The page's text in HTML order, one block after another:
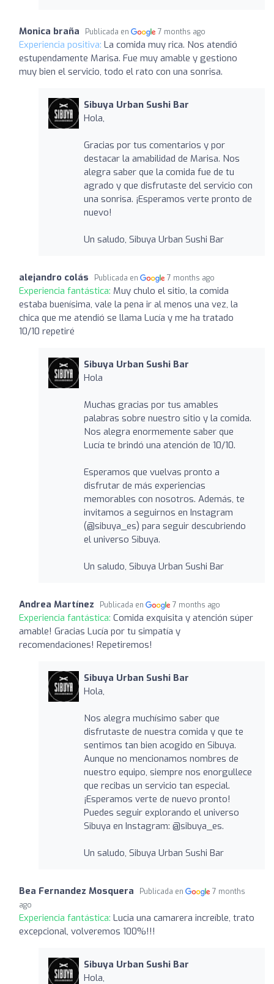
Monica braña Publicada en 7 months ago
Experiencia positiva: La comida muy rica. Nos atendió
estupendamente Marisa. Fue muy amable y gestiono
muy bien el servicio, todo el rato con una sonrisa.
Sibuya Urban Sushi Bar
Hola,
Gracias por tus comentarios y por
destacar la amabilidad de Marisa. Nos
alegra saber que la comida fue de tu
agrado y que disfrutaste del servicio con
una sonrisa. ¡Esperamos verte pronto de
nuevo!
Un saludo, Sibuya Urban Sushi Bar
alejandro colás Publicada en 7 months ago
Experiencia fantástica: Muy chulo el sitio, la comida
estaba buenísima, vale la pena ir al menos una vez, la
chica que me atendió se llama Lucía y me ha tratado
10/10 repetiré
Sibuya Urban Sushi Bar
Hola
Muchas gracias por tus amables
palabras sobre nuestro sitio y la comida.
Nos alegra enormemente saber que
Lucía te brindó una atención de 10/10.
Esperamos que vuelvas pronto a
disfrutar de más experiencias
memorables con nosotros. Además, te
invitamos a seguirnos en Instagram
(@sibuya_es) para seguir descubriendo
el universo Sibuya.
Un saludo, Sibuya Urban Sushi Bar
Andrea Martínez Publicada en 7 months ago
Experiencia fantástica: Comida exquisita y atención súper
amable! Gracias Lucía por tu simpatía y
recomendaciones! Repetiremos!
Sibuya Urban Sushi Bar
Hola,
Nos alegra muchísimo saber que
disfrutaste de nuestra comida y que te
sentimos tan bien acogido en Sibuya.
Aunque no mencionamos nombres de
nuestro equipo, siempre nos enorgullece
que recibas un servicio tan especial.
¡Esperamos verte de nuevo pronto!
Puedes seguir explorando el universo
Sibuya en Instagram: @sibuya_es.
Un saludo, Sibuya Urban Sushi Bar
Bea Fernandez Mosquera Publicada en
7 months
ago
Experiencia fantástica: Lucia una camarera increíble, trato
excepcional, volveremos 100%!!!
Sibuya Urban Sushi Bar
Hola,